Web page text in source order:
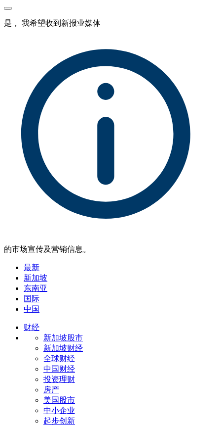
是， 我希望收到新报业媒体
的市场宣传及营销信息。
最新
新加坡
东南亚
国际
中国
财经
新加坡股市
新加坡财经
全球财经
中国财经
投资理财
房产
美国股市
中小企业
起步创新